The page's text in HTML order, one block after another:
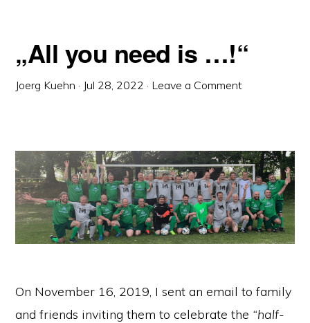
„All you need is …!“
Joerg Kuehn · Jul 28, 2022 · Leave a Comment
On November 16, 2019, I sent an email to family
and friends inviting them to celebrate the “half-